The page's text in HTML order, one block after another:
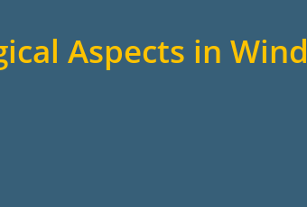
Aspects in Wind